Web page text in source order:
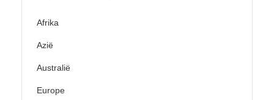
Afrika
Azië
Australië
Europe